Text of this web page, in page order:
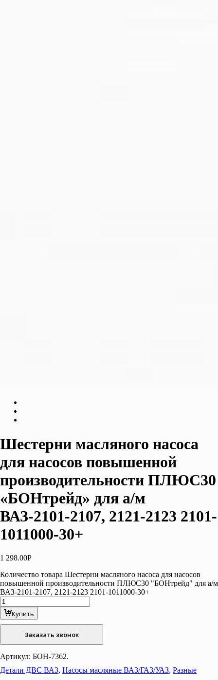
Шестерни масляного насоса
для насосов повышенной
производительности ПЛЮС30
«БОНтрейд» для а/м
ВАЗ-2101-2107, 2121-2123 2101-
1011000-30+
1 298.00Р
Количество товара Шестерни масляного насоса для насосов
повышенной производительности ПЛЮС30 "БОНтрейд" для а/м
ВАЗ-2101-2107, 2121-2123 2101-1011000-30+
Купить
Заказать звонок
Артикул: БОН-7362.
Детали ДВС ВАЗ, Насосы масляные ВАЗ/ГАЗ/УАЗ, Разные